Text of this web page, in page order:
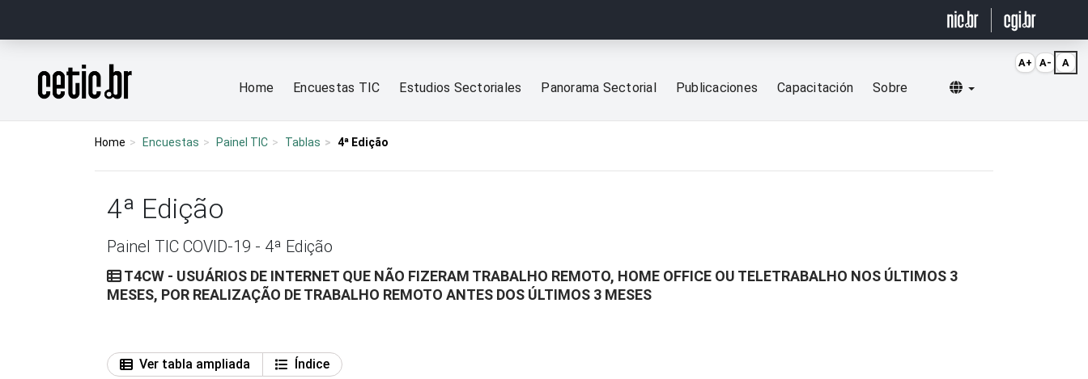
Página inicial
Home Encuestas TIC Estudios Sectoriales Panorama Sectorial Publicaciones Capacitación Sobre Selecionar idioma
Home Encuestas Painel TIC Tablas 4ª Edição
4ª Edição
Painel TIC COVID-19 - 4ª Edição
T4CW - USUÁRIOS DE INTERNET QUE NÃO FIZERAM TRABALHO REMOTO, HOME OFFICE OU TELETRABALHO NOS ÚLTIMOS 3
MESES, POR REALIZAÇÃO DE TRABALHO REMOTO ANTES DOS ÚLTIMOS 3 MESES
Ver tabla ampliada
Índice
A+ A- A